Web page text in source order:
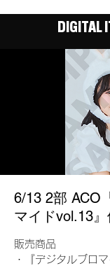
DIGITAL
6/13 2部 ACO
マイドvol.13
販売商品
・『デジタルブロ